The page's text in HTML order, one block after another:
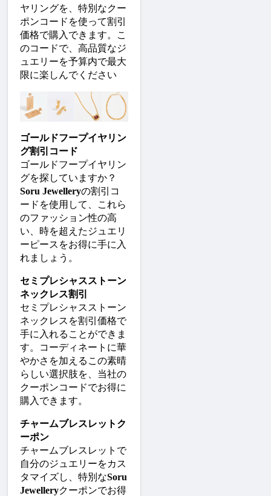
ヤリングを、特別なクー
ポンコードを使って割引
価格で購入できます。こ
のコードで、高品質なジ
ュエリーを予算内で最大
限に楽しんでください
ゴールドフープイヤリン
グ割引コード
ゴールドフープイヤリン
グを探していますか？
Soru Jewelleryの割引コ
ードを使用して、これら
のファッション性の高
い、時を超えたジュエリ
ーピースをお得に手に入
れましょう。
セミプレシャスストーン
ネックレス割引
セミプレシャスストーン
ネックレスを割引価格で
手に入れることができま
す。コーディネートに華
やかさを加えるこの素晴
らしい選択肢を、当社の
クーポンコードでお得に
購入できます。
チャームブレスレットク
ーポン
チャームブレスレットで
自分のジュエリーをカス
タマイズし、特別なSoru
Jewelleryクーポンでお得